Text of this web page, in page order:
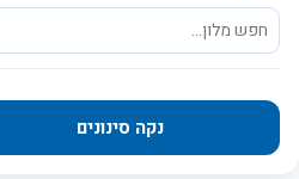
נקה סינונים